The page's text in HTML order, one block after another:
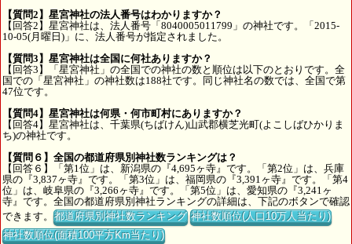
【質問2】星宮神社の法人番号はわかりますか？
【回答2】星宮神社は、法人番号「8040005011799」の神社です。「2015-
10-05(月曜日)」に、法人番号が指定されました。
【質問3】星宮神社は全国に何社ありますか？
【回答3】「星宮神社」の全国での神社の数と順位は以下のとおりです。全
国での「星宮神社」の神社数は188社です。同じ神社名の数では、全国で第
47位です。
【質問4】星宮神社は何県・何市町村にありますか？
【回答4】星宮神社は、千葉県(ちばけん)山武郡横芝光町(よこしばひかりま
ち)の神社です。
【質問６】全国の都道府県別神社数ランキングは？
【回答６】「第1位」は、新潟県の『4,695ヶ寺』です。「第2位」は、兵庫
県の『3,837ヶ寺』です。「第3位」は、福岡県の『3,391ヶ寺』です。「第4
位」は、岐阜県の『3,266ヶ寺』です。「第5位」は、愛知県の『3,241ヶ
寺』です。全国の都道府県別神社ランキングの詳細は、下記のボタンで確認
できます。都道府県別神社数ランキング 神社数順位(人口10万人当たり)
神社数順位(面積100平方Km当たり)